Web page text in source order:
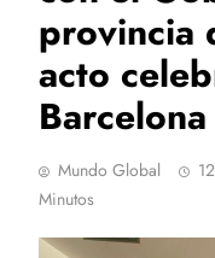
provincia
acto
Barcelona
Mundo Global
Minutos